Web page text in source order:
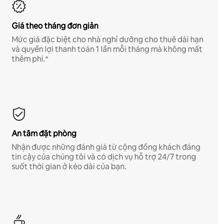
Giá theo tháng đơn giản
Mức giá đặc biệt cho nhà nghỉ dưỡng cho thuê dài hạn
và quyền lợi thanh toán 1 lần mỗi tháng mà không mất
thêm phí.*
An tâm đặt phòng
Nhận được những đánh giá từ cộng đồng khách đáng
tin cậy của chúng tôi và có dịch vụ hỗ trợ 24/7 trong
suốt thời gian ở kéo dài của bạn.